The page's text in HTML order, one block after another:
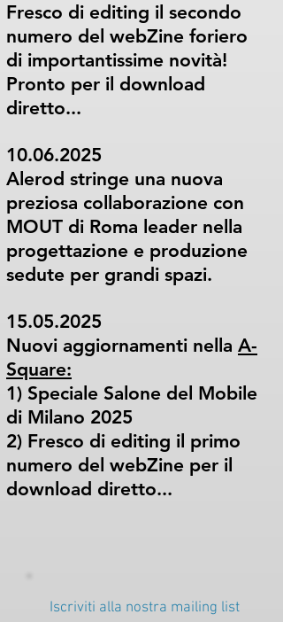
Fresco di editing il secondo
numero del webZine foriero
di importantissime novità!
Pronto per il download
diretto...
10.06.2025
Alerod stringe una nuova
preziosa collaborazione con
MOUT di Roma leader nella
progettazione e produzione
sedute per grandi spazi.
15.05.2025
Nuovi aggiornamenti nella A-
Square:
1) Speciale Salone del Mobile
di Milano 2025
2) Fresco di editing il primo
numero del webZine per il
download diretto...
Iscriviti alla nostra mailing list